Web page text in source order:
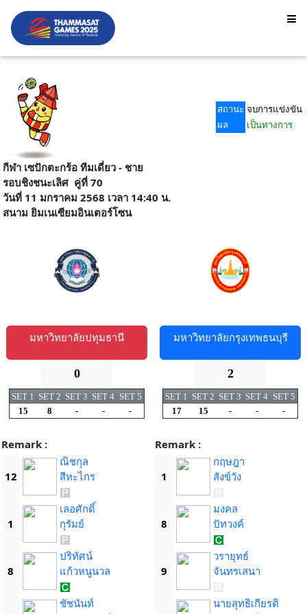
สถานะ จบการแข่งขัน
ผล
เป็นทางการ
กีฬา เซปักตะกร้อ ทีมเดี่ยว - ชาย
รอบชิงชนะเลิศคู่ที่ 70
วันที่ 11 มกราคม 2568 เวลา 14:40 น.
สนาม ยิมเนเซียมอินเตอร์โซน
มหาวิทยาลัยปทุมธานี
0
SET 1 SET 2 SET 3 SET 4 SET 5
15
8 - - -
Remark :
12
ณิชกุล
สีหะไกร
1
เลอศักดิ์
กุรัมย์
8
ปริทัศน์
แก้วหนูนวล
ชัชนันท์
มหาวิทยาลัยกรุงเทพธนบุรี
2
SET 1 SET 2 SET 3 SET 4 SET 5
17
15 - - -
Remark :
1
กฤษฎา
สังข์วัง
8
มงคล
ปัทวงค์
9
วรายุทธ์
จันทรเสนา
นายสุทธิเกียรติ